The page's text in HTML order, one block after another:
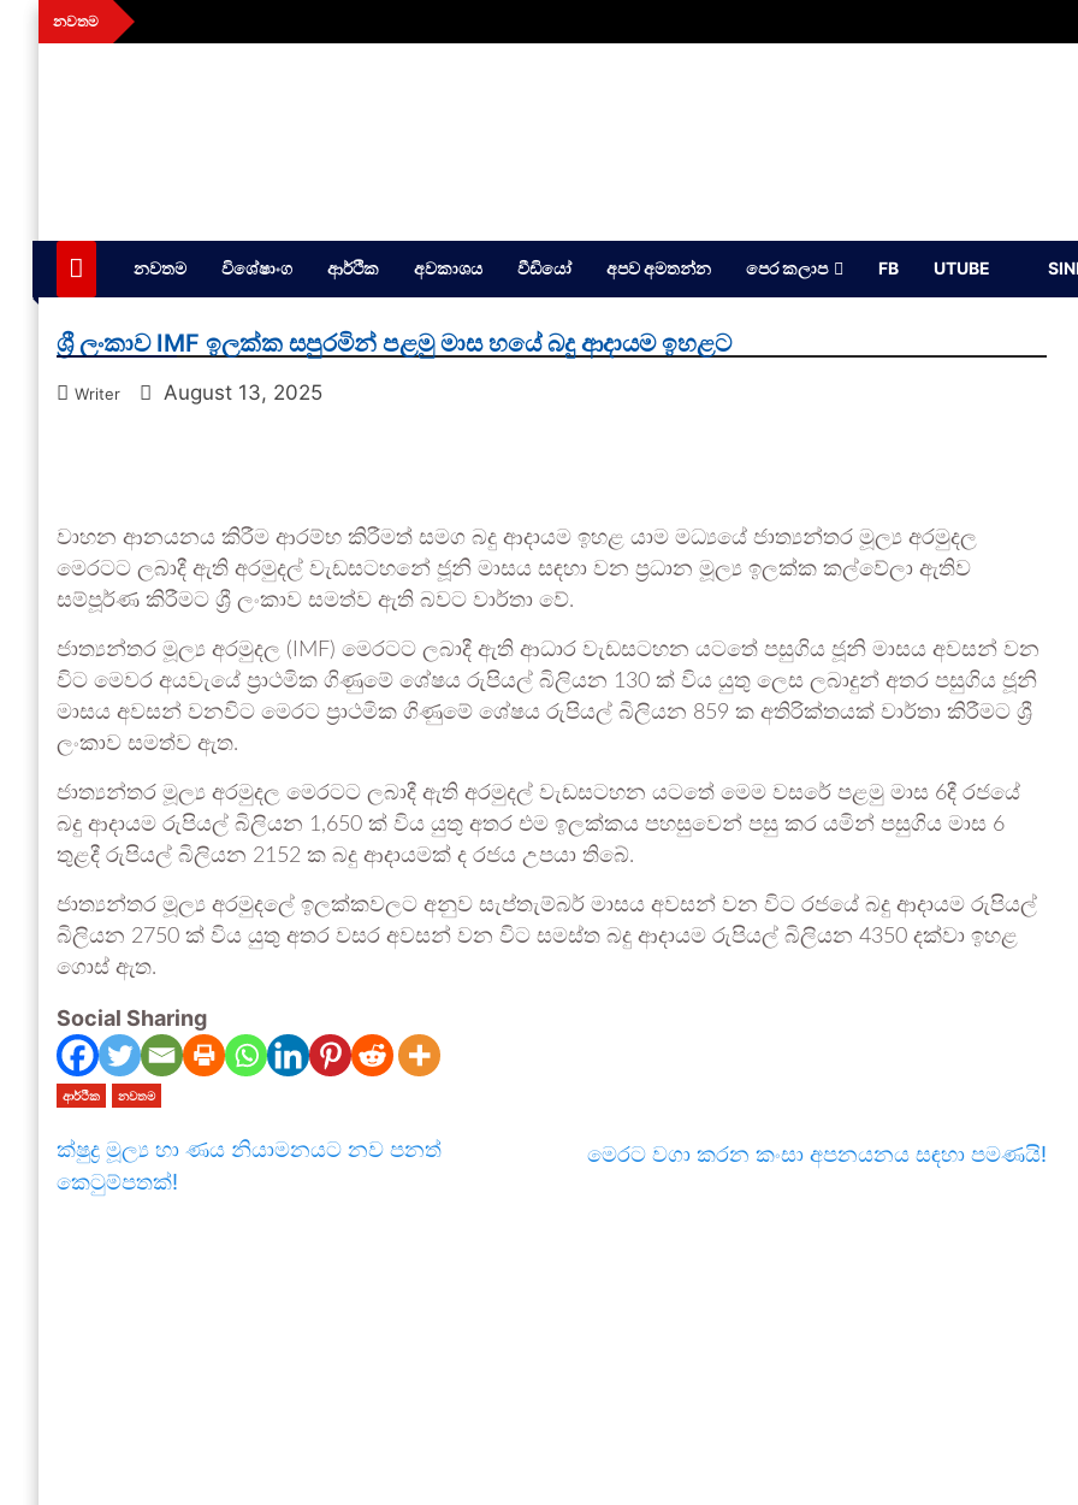
Skip
to
නවතම
aithiya
Human Rights News
නවතම විශේෂාංග ආර්ථික අවකාශය වීඩියෝ අපව අමතන්න පෙර කලාප FB UTUBE
ශ්‍රී ලංකාව IMF ඉලක්ක සපුරමින් පළමු මාස හයේ බදු ආදායම ඉහළට
Writer August 13, 2025
වාහන ආනයනය කිරීම ආරම්භ කිරීමත් සමග බදු ආදායම ඉහළ යාම මධ්‍යයේ ජාත්‍යන්තර මූල්‍ය අරමුදල
මෙරටට ලබාදී ඇති අරමුදල් වැඩසටහනේ ජූනි මාසය සඳහා වන ප්‍රධාන මූල්‍ය ඉලක්ක කල්වේලා ඇතිව
සම්පූර්ණ කිරීමට ශ්‍රී ලංකාව සමත්ව ඇති බවට වාර්තා වේ.
ජාත්‍යන්තර මූල්‍ය අරමුදල (IMF) මෙරටට ලබාදී ඇති ආධාර වැඩසටහන යටතේ පසුගිය ජූනි මාසය අවසන් වන
විට මෙවර අයවැයේ ප්‍රාථමික ගිණුමේ ශේෂය රුපියල් බිලියන 130 ක් විය යුතු ලෙස ලබාදුන් අතර පසුගිය ජූනි
මාසය අවසන් වනවිට මෙරට ප්‍රාථමික ගිණුමේ ශේෂය රුපියල් බිලියන 859 ක අතිරික්තයක් වාර්තා කිරීමට ශ්‍රී
ලංකාව සමත්ව ඇත.
ජාත්‍යන්තර මූල්‍ය අරමුදල මෙරටට ලබාදී ඇති අරමුදල් වැඩසටහන යටතේ මෙම වසරේ පළමු මාස 6දී රජයේ
බදු ආදායම රුපියල් බිලියන 1,650 ක් විය යුතු අතර එම ඉලක්කය පහසුවෙන් පසු කර යමින් පසුගිය මාස 6
තුළදී රුපියල් බිලියන 2152 ක බදු ආදායමක් ද රජය උපයා තිබේ.
ජාත්‍යන්තර මූල්‍ය අරමුදලේ ඉලක්කවලට අනුව සැප්තැම්බර් මාසය අවසන් වන විට රජයේ බදු ආදායම රුපියල්
බිලියන 2750 ක් විය යුතු අතර වසර අවසන් වන විට සමස්ත බදු ආදායම රුපියල් බිලියන 4350 දක්වා ඉහළ
ගොස් ඇත.
Social Sharing
ආර්ථික නවතම
ක්ෂුද්‍ර මූල්‍ය හා ණය නියාමනයට නව පනත්
කෙටුම්පතක්!
මෙරට වගා කරන කංසා අපනයනය සඳහා පමණයි!